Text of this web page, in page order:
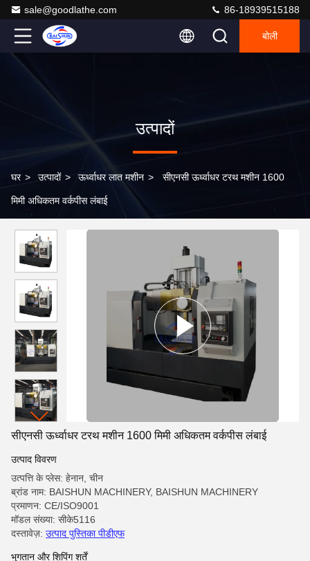
sale@goodlathe.com 86-18939515188
बोली
उत्पादों
घर > उत्पादों > ऊर्ध्वाधर लात मशीन > सीएनसी ऊर्ध्वाधर टरथ मशीन 1600
मिमी अधिकतम वर्कपीस लंबाई
सीएनसी ऊर्ध्वाधर टरथ मशीन 1600 मिमी अधिकतम वर्कपीस लंबाई
उत्पाद विवरण
उत्पत्ति के प्लेस: हेनान, चीन
ब्रांड नाम: BAISHUN MACHINERY, BAISHUN MACHINERY
प्रमाणन: CE/ISO9001
मॉडल संख्या: सीके5116
दस्तावेज़: उत्पाद पुस्तिका पीडीएफ
भुगतान और शिपिंग शर्तें